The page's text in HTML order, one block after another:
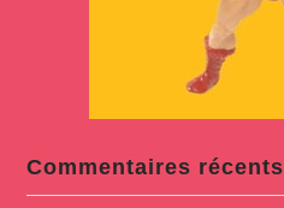
Commentaires récents